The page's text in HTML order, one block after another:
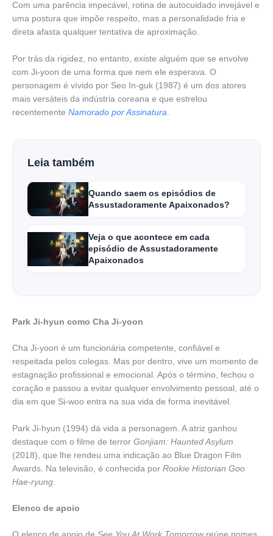
Com uma parência impecável, rotina de autocuidado invejável e
uma postura que impõe respeito, mas a personalidade fria e
direta afasta qualquer tentativa de aproximação.
Por trás da rigidez, no entanto, existe alguém que se envolve
com Ji-yoon de uma forma que nem ele esperava. O
personagem é vívido por Seo In-guk (1987) é um dos atores
mais versáteis da indústria coreana e que estrelou
recentemente Namorado por Assinatura.
Leia também
Quando saem os episódios de
Assustadoramente Apaixonados?
Veja o que acontece em cada
episódio de Assustadoramente
Apaixonados
Park Ji-hyun como Cha Ji-yoon
Cha Ji-yoon é um funcionária competente, confiável e
respeitada pelos colegas. Mas por dentro, vive um momento de
estagnação profissional e emocional. Após o término, fechou o
coração e passou a evitar qualquer envolvimento pessoal, até o
dia em que Si-woo entra na sua vida de forma inevitável.
Park Ji-hyun (1994) dá vida a personagem. A atriz ganhou
destaque com o filme de terror Gonjiam: Haunted Asylum
(2018), que lhe rendeu uma indicação ao Blue Dragon Film
Awards. Na televisão, é conhecida por Rookie Historian Goo
Hae-ryung
Elenco de apoio